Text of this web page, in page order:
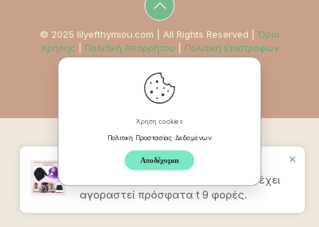
© 2025 lilyefthymiou.com | All Rights Reserved | Όροι
Χρήσης
Πολιτική Απορρήτου Πολιτική Επιστροφών
Χρήση cookies
Πολιτική Προστασίας Δεδομένων
Αποδέχομαι
Καπέλο Ανακούφισης
Πονοκεφάλου & Ημικρανίας – Σιελέχει
αγοραστεί πρόσφατα t 9 φορές.
✕